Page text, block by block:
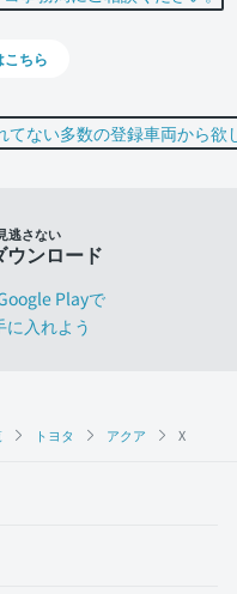
トヨタ アクア X
こちら
逃さない
ンロード